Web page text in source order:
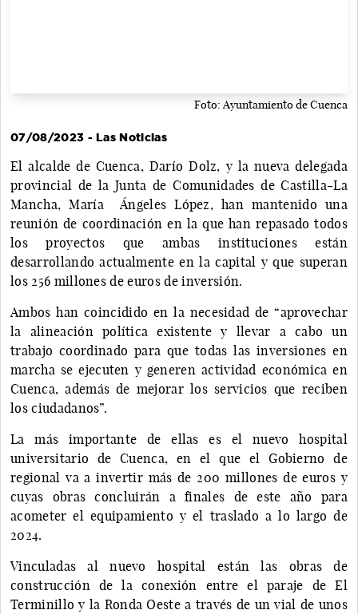
Foto: Ayuntamiento de Cuenca
07/08/2023 - Las Noticias
El alcalde de Cuenca, Darío Dolz, y la nueva delegada
provincial de la Junta de Comunidades de Castilla-La
Mancha, María Ángeles López, han mantenido una
reunión de coordinación en la que han repasado todos
los proyectos que ambas instituciones están
desarrollando actualmente en la capital y que superan
los 256 millones de euros de inversión.
Ambos han coincidido en la necesidad de “aprovechar
la alineación política existente y llevar a cabo un
trabajo coordinado para que todas las inversiones en
marcha se ejecuten y generen actividad económica en
Cuenca, además de mejorar los servicios que reciben
los ciudadanos”.
La más importante de ellas es el nuevo hospital
universitario de Cuenca, en el que el Gobierno de
regional va a invertir más de 200 millones de euros y
cuyas obras concluirán a finales de este año para
acometer el equipamiento y el traslado a lo largo de
2024.
Vinculadas al nuevo hospital están las obras de
construcción de la conexión entre el paraje de El
Terminillo y la Ronda Oeste a través de un vial de unos